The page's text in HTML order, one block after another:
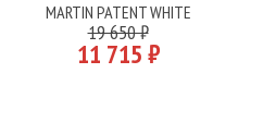
MARTIN PATENT WHITE
19 650 ₽
11 715 ₽